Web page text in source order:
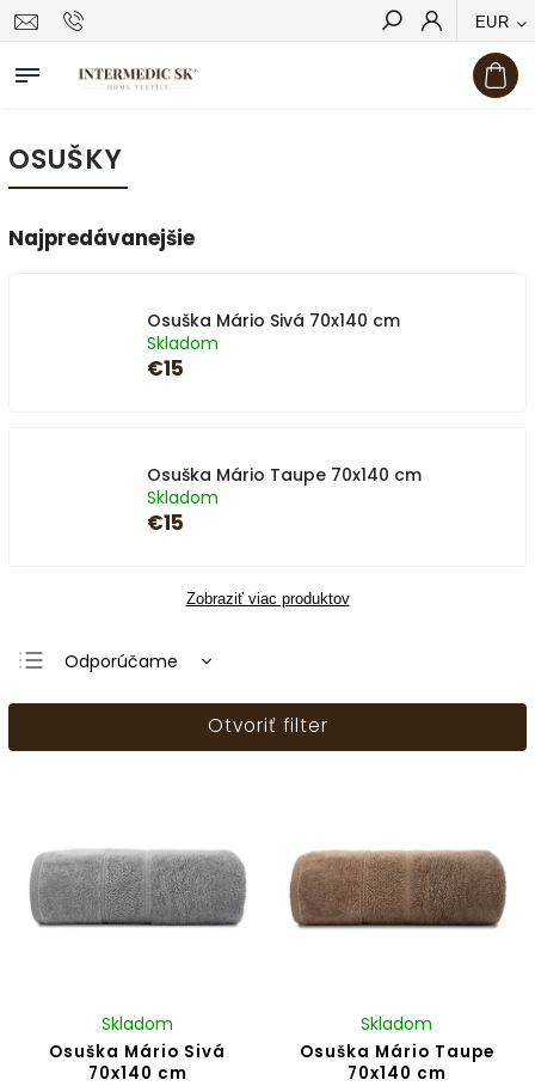
EUR
Hľadať
OSUŠKY
Najpredávanejšie
Osuška Mário Sivá 70x140 cm
Skladom
€15
Osuška Mário Taupe 70x140 cm
Skladom
€15
Zobraziť viac produktov
Odporúčame
Najlacnejšie
Otvoriť filter
Osuška Mário Sivá
70x140 cm
Skladom
Osuška Mário Taupe
70x140 cm
Skladom